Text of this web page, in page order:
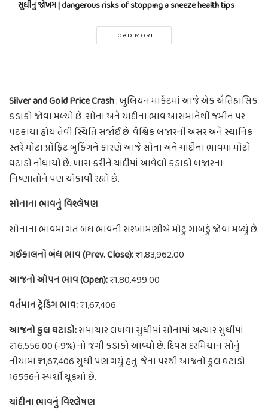
સુધીનું જોખમ | dangerous risks of stopping a sneeze health tips
LOAD MORE
Silver and Gold Price Crash: બુલિયન માર્કેટમાં આજે એક ઐતિહાસિક
કડાકો જોવા મળ્યો છે. સોના અને ચાંદીના ભાવ આસમાનેથી જમીન પર
પટકાયા હોય તેવી સ્થિતિ સર્જાઈ છે. વૈશ્વિક બજારની અસર અને સ્થાનિક
સ્તરે મોટા પ્રોફિટ બુકિંગને કારણે આજે સોના અને ચાંદીના ભાવમાં મોટો
ઘટાડો નોંધાયો છે. ખાસ કરીને ચાંદીમાં આવેલો કડાકો બજારના
નિષ્ણાતોને પણ ચોંકાવી રહ્યો છે.
સોનાના ભાવનું વિશ્લેષણ
સોનાના ભાવમાં ગત બંધ ભાવની સરખામણીએ મોટું ગાબડું જોવા મળ્યું છે:
ગઈકાલનો બંધ ભાવ (Prev. Close):₹1,83,962.00
આજનો ઓપન ભાવ (Open):₹1,80,499.00
વર્તમાન ટ્રેડિંગ ભાવ:₹1,67,406
આજનો કુલ ઘટાડો:સમાચાર લખવા સુધીમાં સોનામાં અત્યાર સુધીમાં
₹16,556.00 (-9%) નો જંગી કડાકો આવ્યો છે. દિવસ દરમિયાન સોનું
નીચામાં ₹1,67,406 સુધી પણ ગયું હતું. જેના પરથી આજનો કુલ ઘટાડો
16556ને સ્પર્શી ચૂક્યો છે.
ચાંદીના ભાવનું વિશ્લેષણ